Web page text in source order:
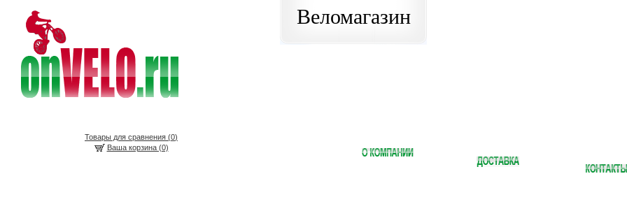
Веломагазин
Товары для сравнения (0)
Ваша корзина (0)